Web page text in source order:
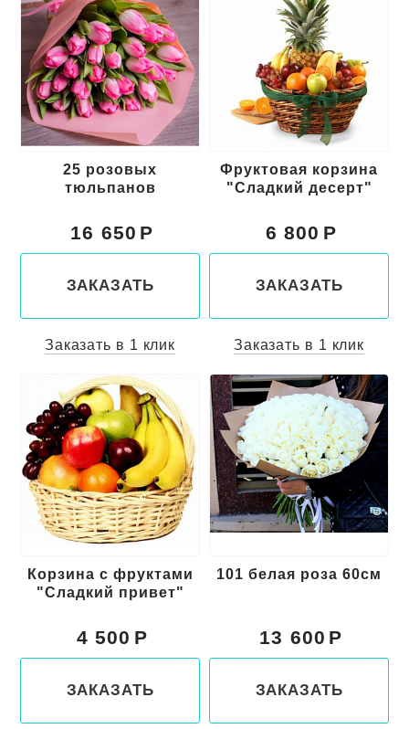
25 розовых
тюльпанов
16 650
ЗАКАЗАТЬ
Заказать в 1 клик
Фруктовая корзина
"Сладкий десерт"
6 800
ЗАКАЗАТЬ
Заказать в 1 клик
Корзина с фруктами
"Сладкий привет"
4 500
ЗАКАЗАТЬ
101 белая роза 60см
13 600
ЗАКАЗАТЬ